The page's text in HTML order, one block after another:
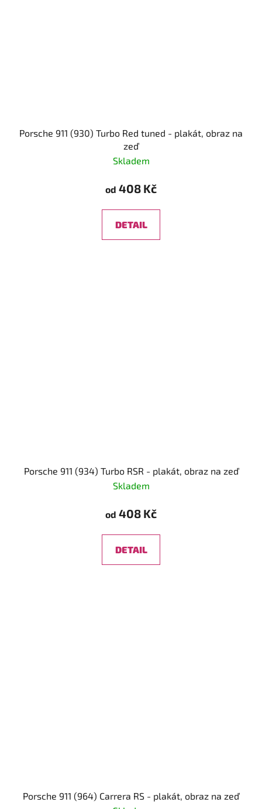
Porsche 911 (930) Turbo Red tuned - plakát, obraz na
zeď
Skladem
od 408 Kč
DETAIL
Porsche 911 (934) Turbo RSR - plakát, obraz na zeď
Skladem
od 408 Kč
DETAIL
Porsche 911 (964) Carrera RS - plakát, obraz na zeď